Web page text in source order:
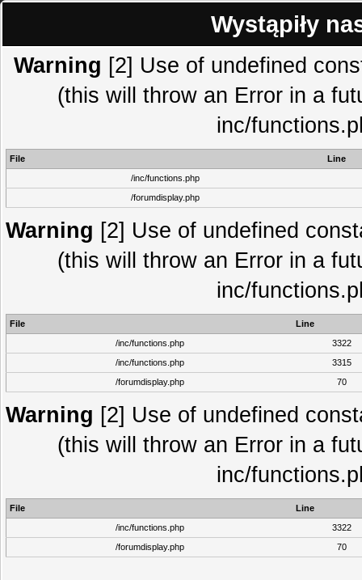
Wystąpiły
Warning [2] Use of undefined
(this will throw an Error in a
inc/
File
Line
/inc/functions.php
/forumdisplay.php
Warning [2] Use of undefined
(this will throw an Error in a
inc/
File
Line
/inc/functions.php
3322
/inc/functions.php
3315
/forumdisplay.php
70
Warning [2] Use of undefined
(this will throw an Error in a
inc/
File
Line
/inc/functions.php
3322
/forumdisplay.php
70